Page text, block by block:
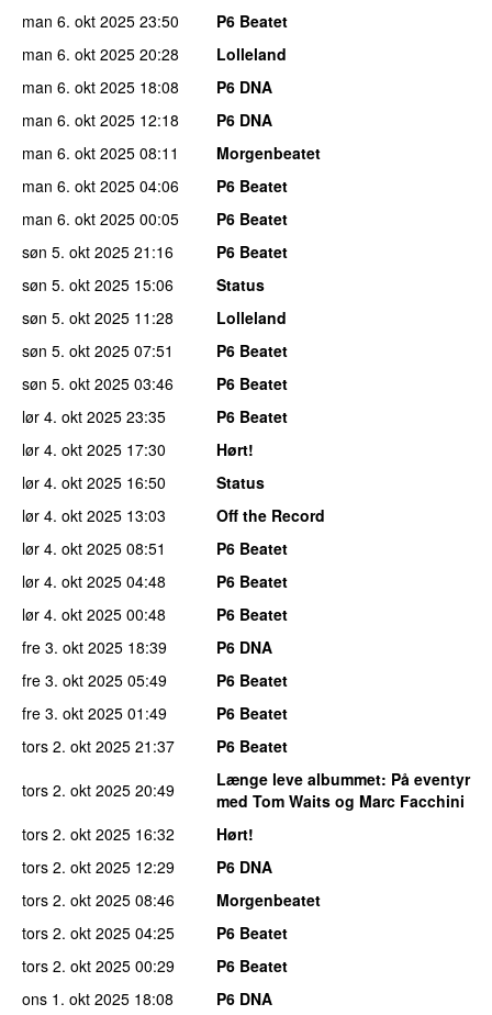
man 6. okt 2025 23:50
P6 Beatet
man 6. okt 2025 20:28
Lolleland
man 6. okt 2025 18:08
P6 DNA
man 6. okt 2025 12:18
P6 DNA
man 6. okt 2025 08:11
Morgenbeatet
man 6. okt 2025 04:06
P6 Beatet
man 6. okt 2025 00:05
P6 Beatet
søn 5. okt 2025 21:16
P6 Beatet
søn 5. okt 2025 15:06
Status
søn 5. okt 2025 11:28
Lolleland
søn 5. okt 2025 07:51
P6 Beatet
søn 5. okt 2025 03:46
P6 Beatet
lør 4. okt 2025 23:35
P6 Beatet
lør 4. okt 2025 17:30
Hørt!
lør 4. okt 2025 16:50
Status
lør 4. okt 2025 13:03
Off the Record
lør 4. okt 2025 08:51
P6 Beatet
lør 4. okt 2025 04:48
P6 Beatet
lør 4. okt 2025 00:48
P6 Beatet
fre 3. okt 2025 18:39
P6 DNA
fre 3. okt 2025 05:49
P6 Beatet
fre 3. okt 2025 01:49
P6 Beatet
tors 2. okt 2025 21:37
P6 Beatet
tors 2. okt 2025 20:49 Længe leve albummet: På eventyr
med Tom Waits og Marc Facchini
tors 2. okt 2025 16:32
Hørt!
tors 2. okt 2025 12:29
P6 DNA
tors 2. okt 2025 08:46
Morgenbeatet
tors 2. okt 2025 04:25
P6 Beatet
tors 2. okt 2025 00:29
P6 Beatet
ons 1. okt 2025 18:08 P6 DNA